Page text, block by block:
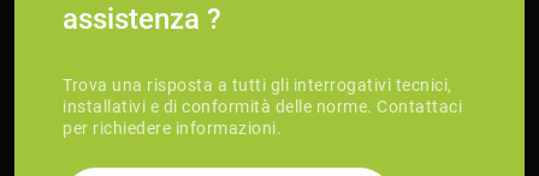
assistenza ?
Trova una risposta a tutti gli interrogativi tecnici,
installativi e di conformità delle norme. Contattaci
per richiedere informazioni.